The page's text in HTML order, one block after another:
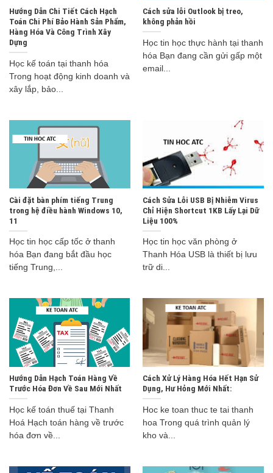
Hướng Dẫn Chi Tiết Cách Hạch
Toán Chi Phí Bảo Hành Sản Phẩm,
Hàng Hóa Và Công Trình Xây
Dựng
Học kế toán tại thanh hóa
Trong hoạt động kinh doanh và
xây lắp, bảo...
Cách sửa lỗi Outlook bị treo,
không phản hồi
Học tin học thực hành tại thanh
hóa Bạn đang cần gửi gấp một
email...
Cài đặt bàn phím tiếng Trung
trong hệ điều hành Windows 10,
11
Học tin học cấp tốc ở thanh
hóa Bạn đang bắt đầu học
tiếng Trung,...
Cách Sửa Lỗi USB Bị Nhiễm Virus
Chỉ Hiện Shortcut 1KB Lấy Lại Dữ
Liệu 100%
Học tin học văn phòng ở
Thanh Hóa USB là thiết bị lưu
trữ di...
Hướng Dẫn Hạch Toán Hàng Về
Trước Hóa Đơn Về Sau Mới Nhất
Học kế toán thuế tại Thanh
Hoá Hạch toán hàng về trước
hóa đơn về...
Cách Xử Lý Hàng Hóa Hết Hạn Sử
Dụng, Hư Hỏng Mới Nhất:
Hoc ke toan thuc te tai thanh
hoa Trong quá trình quản lý
kho và...